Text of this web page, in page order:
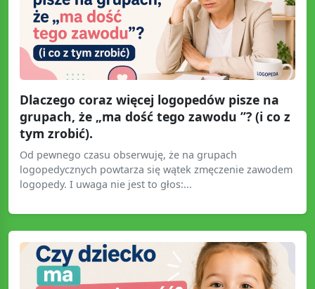
Dlaczego coraz więcej logopedów pisze na
grupach, że „ma dość tego zawodu ”? (i co z
tym zrobić).
Od pewnego czasu obserwuję, że na grupach
logopedycznych powtarza się wątek zmęczenie zawodem
logopedy. I uwaga nie jest to głos:...